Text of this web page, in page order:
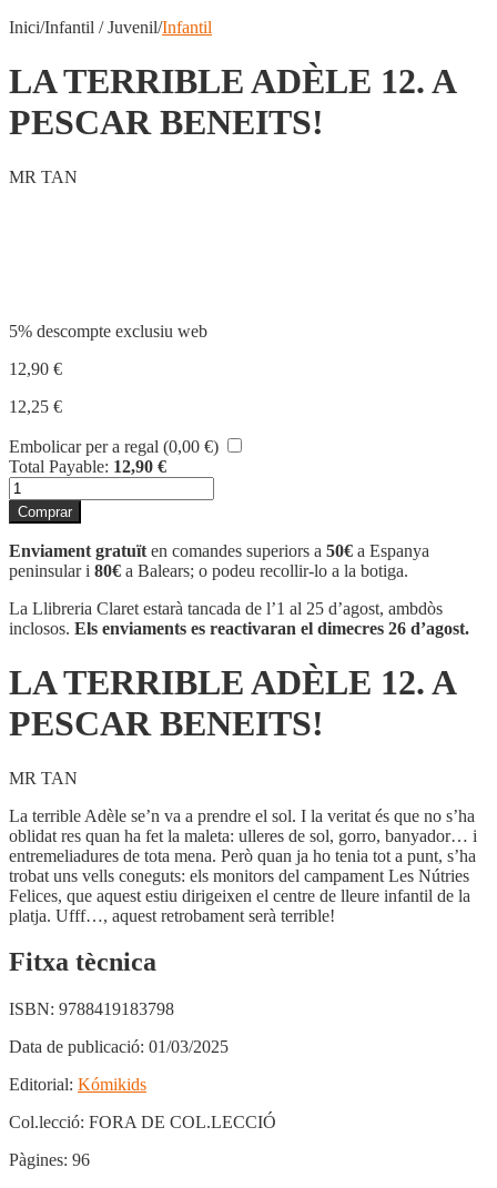
Inici/Infantil / Juvenil/Infantil
LA TERRIBLE ADÈLE 12. A
PESCAR BENEITS!
MR TAN
5% descompte exclusiu web
12,90 €
12,25 €
Embolicar per a regal (0,00 €)
Total Payable: 12,90 €
quantitat
de
LA
TERRIBLE
ADÈLE
12.
A
PESCAR
Comprar
Enviament gratuït en comandes superiors a 50€ a Espanya
peninsular i 80€ a Balears; o podeu recollir-lo a la botiga.
La Llibreria Claret estarà tancada de l’1 al 25 d’agost, ambdòs
inclosos. Els enviaments es reactivaran el dimecres 26 d’agost.
LA TERRIBLE ADÈLE 12. A
PESCAR BENEITS!
MR TAN
La terrible Adèle se’n va a prendre el sol. I la veritat és que no s’ha
oblidat res quan ha fet la maleta: ulleres de sol, gorro, banyador… i
entremeliadures de tota mena. Però quan ja ho tenia tot a punt, s’ha
trobat uns vells coneguts: els monitors del campament Les Nútries
Felices, que aquest estiu dirigeixen el centre de lleure infantil de la
platja. Ufff…, aquest retrobament serà terrible!
Fitxa tècnica
ISBN: 9788419183798
Data de publicació: 01/03/2025
Editorial: Kómikids
Col.lecció: FORA DE COL.LECCIÓ
Pàgines: 96